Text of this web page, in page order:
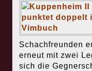
Schachfreunden
erneut mit zwei
sich die